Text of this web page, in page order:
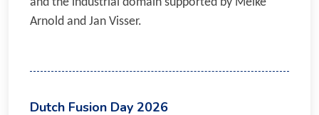
Arnold and Jan Visser.
Dutch Fusion Day 2026